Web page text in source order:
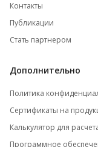
Контакты
Публикации
Стать партнером
Дополнительно
Политика
Сертификаты на
Калькулятор для
Программное